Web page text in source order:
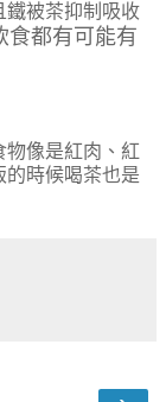
鐵被茶抑制吸收
食都有可能有
物像是紅肉、紅
的時候喝茶也是